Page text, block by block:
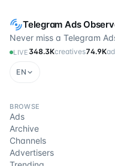
Telegram Ads
Never miss a Telegram
LIVE 348.3Kcreatives74.9K
EN
BROWSE
Ads
Archive
Channels
Advertisers